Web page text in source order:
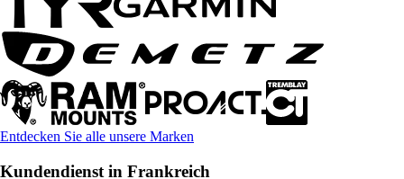
Entdecken Sie alle unsere Marken
Kundendienst in Frankreich